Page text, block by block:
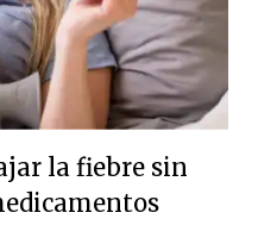
la fiebre sin